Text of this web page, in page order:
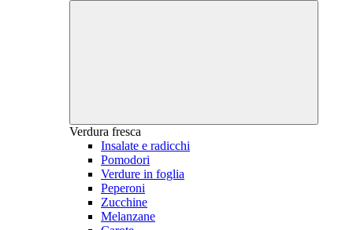
Verdura fresca
Insalate e radicchi
Pomodori
Verdure in foglia
Peperoni
Zucchine
Melanzane